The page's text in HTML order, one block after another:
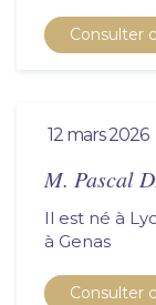
Consulter
12 mars 2026
M. Pascal
Il est né à
à
genas
Consulter